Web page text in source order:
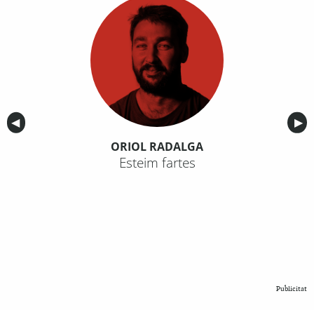
Anterior
◀︎ ▶︎
ORIOL RADALGA
Esteim fartes
Publicitat